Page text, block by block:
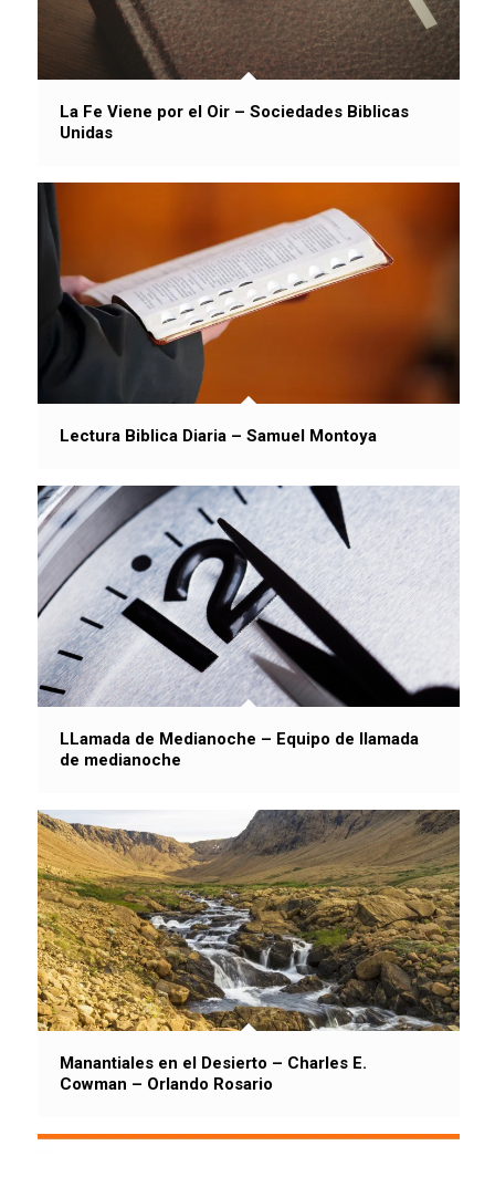
La Fe Viene por el Oir – Sociedades Biblicas
Unidas
Lectura Biblica Diaria – Samuel Montoya
LLamada de Medianoche – Equipo de llamada
de medianoche
Manantiales en el Desierto – Charles E.
Cowman – Orlando Rosario